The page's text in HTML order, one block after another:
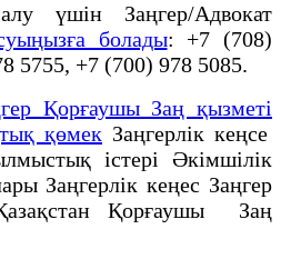
үшін Заңгер/Адвокат
болады: +7 (708)
5755, +7 (700) 978 5085.
Қорғаушы Заң қызметі
қөмек Заңгерлік кеңсе
істері Әкімшілік
Заңгерлік кеңес Заңгер
Қорғаушы Заң